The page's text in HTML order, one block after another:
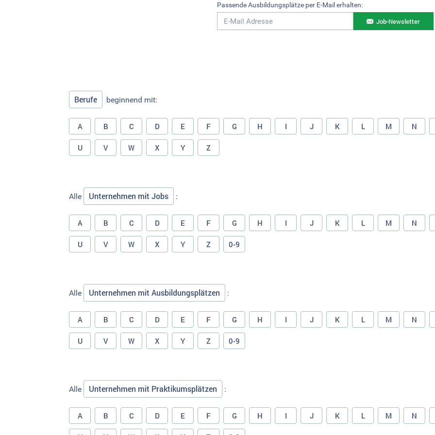
Passende Ausbildungsplätze per E-Mail erhalten:
Job-Newsletter
Berufe beginnend mit:
A B C D E F G H I J K L M N
U V W X Y Z
Alle Unternehmen mit Jobs :
A B C D E F G H I J K L M N
U V W X Y Z 0-9
Alle Unternehmen mit Ausbildungsplätzen :
A B C D E F G H I J K L M N
U V W X Y Z 0-9
Alle Unternehmen mit Praktikumsplätzen :
A B C D E F G H I J K L M N